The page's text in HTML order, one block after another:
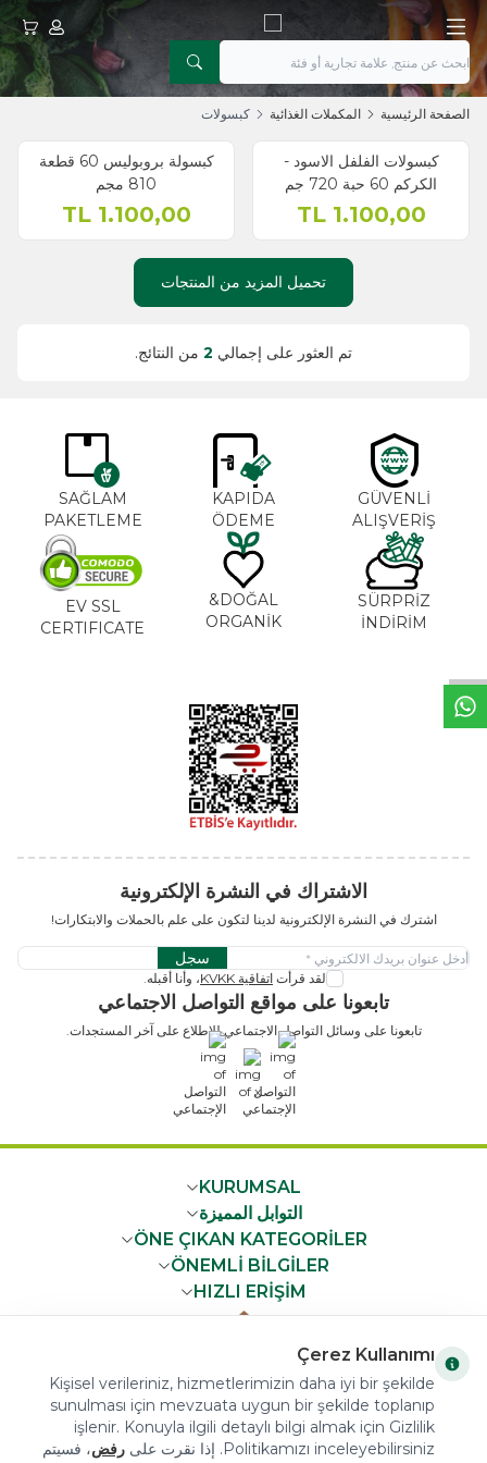
حسابيعربتي
الصفحة الرئيسية المكملات الغذائية كبسولات
جديد
كبسولات الفلفل الاسود -
الكركم 60 حبة 720 جم
1.100,00
TL
نفذ
كبسولة بروبوليس 60 قطعة
810 مجم
1.100,00
TL
تحميل المزيد من المنتجات
تم العثور على إجمالي 2 من النتائج.
GÜVENLİ
ALIŞVERİŞ
KAPIDA
ÖDEME
SAĞLAM
PAKETLEME
SÜRPRİZ
İNDİRİM
DOĞAL&
ORGANİK
EV SSL
CERTIFICATE
الاشتراك في النشرة الإلكترونية
اشترك في النشرة الإلكترونية لدينا لتكون على علم بالحملات والابتكارات!
سجل
لقد قرأت اتفاقية KVKK ، وأنا أقبله.
تابعونا على مواقع التواصل الاجتماعي
تابعونا على وسائل التواصل الاجتماعي للاطلاع على آخر المستجدات.
x
KURUMSAL
التوابل المميزة
ÖNE ÇIKAN KATEGORİLER
ÖNEMLİ BİLGİLER
HIZLI ERİŞİM
COPYRIGHT © 2023 arifoglu.com ALL RIGHTS RESERVED
Çerez Kullanımı
Kişisel verileriniz, hizmetlerimizin daha iyi bir şekilde
sunulması için mevzuata uygun bir şekilde toplanıp
işlenir. Konuyla ilgili detaylı bilgi almak için Gizlilik
Politikamızı inceleyebilirsiniz. إذا نقرت على
رفض، فسيتم